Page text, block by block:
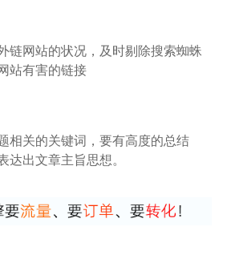
链网站的状况，及时剔除搜索蜘蛛
站有害的链接
相关的关键词，要有高度的总结
出文章主旨思想。